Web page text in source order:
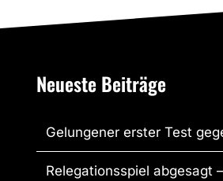
Neueste Beiträge
Gelungener erster Test
Relegationsspiel abgesagt